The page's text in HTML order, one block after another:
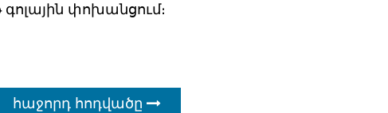
գոլային փոխանցում։
հաջորդ հոդվածը